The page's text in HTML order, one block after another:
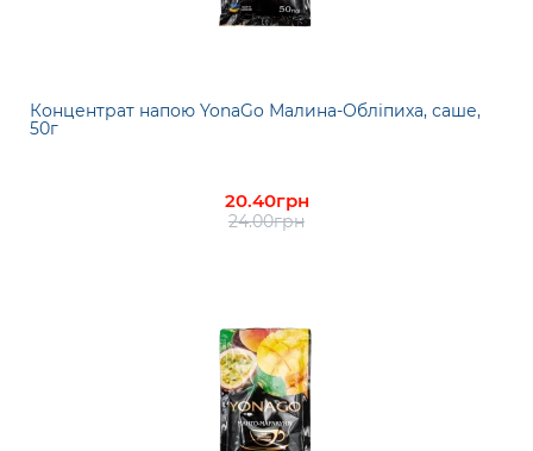
Концентрат напою YonaGo Малина-Обліпиха, саше,
50г
20.40грн
24.00грн